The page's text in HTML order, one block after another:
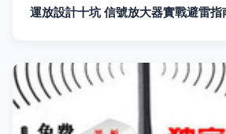
運放設計十坑 信號放大器實戰避雷指